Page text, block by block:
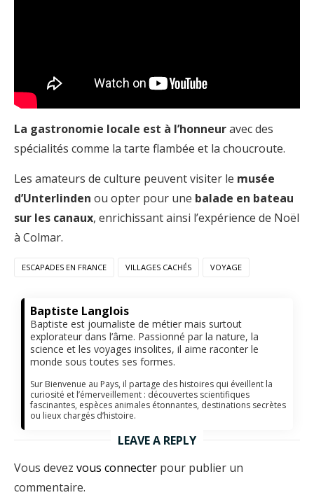
La gastronomie locale est à l’honneuravec des
spécialités comme la tarte flambée et la choucroute.
Les amateurs de culture peuvent visiter le musée
d’Unterlinden ou opter pour une balade en bateau
sur les canaux, enrichissant ainsi l’expérience de Noël
à Colmar.
ESCAPADES EN FRANCE VILLAGES CACHÉS VOYAGE
Baptiste Langlois
Baptiste est journaliste de métier mais surtout
explorateur dans l’âme. Passionné par la nature, la
science et les voyages insolites, il aime raconter le
monde sous toutes ses formes.
Sur Bienvenue au Pays, il partage des histoires qui éveillent la
curiosité et l’émerveillement : découvertes scientifiques
fascinantes, espèces animales étonnantes, destinations secrètes
ou lieux chargés d’histoire.
LEAVE A REPLY
Vous devez vous connecter pour publier un
commentaire.